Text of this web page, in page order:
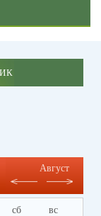
Август
сб вс